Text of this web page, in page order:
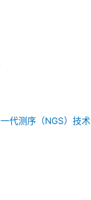
代测序（NGS）技术